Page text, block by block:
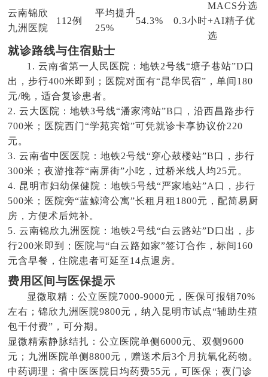
云南锦欣
九洲医院
112例
平均提升
25%
54.3% 0.3小时
MACS分选
+AI精子优
选
就诊路线与住宿贴士
1. 云南省第一人民医院：地铁2号线“塘子巷站”D口
出，步行400米即到；医院对面有“昆华民宿”，单间180
元/晚，适合复诊患者。
2. 云大医院：地铁3号线“潘家湾站”B口，沿西昌路步行
700米；医院西门“学苑宾馆”可凭就诊卡享协议价220
元。
3. 云南省中医医院：地铁2号线“穿心鼓楼站”B口，步行
300米；夜游推荐“南屏街”小吃，过桥米线人均25元。
4. 昆明市妇幼保健院：地铁5号线“严家地站”A口，步行
500米；医院旁“蓝鲸湾公寓”长租月租1800元，配简易厨
房，方便术后炖补。
5. 云南锦欣九洲医院：地铁2号线“白云路站”D口出，步
行200米即到；医院与“白云路如家”签订合作，标间160
元含早餐，住院患者可延至14点退房。
费用区间与医保提示
显微取精：公立医院7000-9000元，医保可报销70%
左右；锦欣九洲医院9800元，纳入昆明市试点“辅助生殖
包干付费”，可分期。
显微精索静脉结扎：公立医院单侧6000元、双侧9600
元；九洲医院单侧8800元，赠送术后3个月抗氧化药物。
中药调理：省中医医院日均药费55元，可医保；夜门诊